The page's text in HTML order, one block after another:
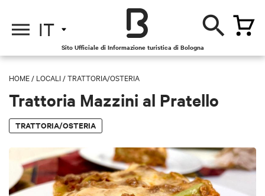
IT
Sito Ufficiale di Informazione turistica di Bologna
HOME / LOCALI /TRATTORIA/OSTERIA
Trattoria Mazzini al Pratello
TRATTORIA/OSTERIA